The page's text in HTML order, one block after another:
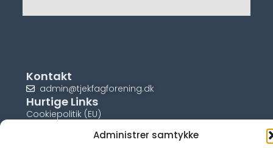
Administrer samtykke
Kontakt
admin@tjekfagforening.dk
Hurtige Links
Cookiepolitik (EU)